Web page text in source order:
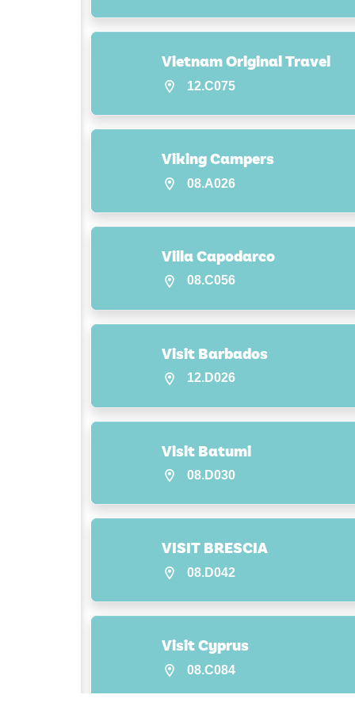
Vietnam Original Travel
12.C075
Viking Campers
08.A026
Villa Capodarco
08.C056
Visit Barbados
12.D026
Visit Batumi
08.D030
VISIT BRESCIA
08.D042
Visit Cyprus
08.C084